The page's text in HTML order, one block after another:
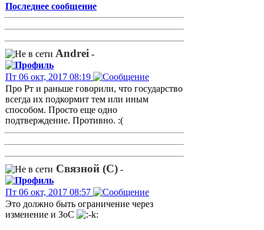
Последнее сообщение
Andrei -
Пт 06 окт, 2017 08:19
Про Рт и раньше говорили, что государство
всегда их подкормит тем или иным
способом. Просто еще одно
подтверждение. Противно. :(
Связной (С) -
Пт 06 окт, 2017 08:57
Это должно быть ограничение через
изменение и ЗоС